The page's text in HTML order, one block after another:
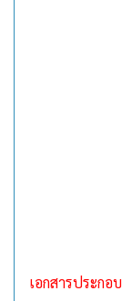
เอกสารประกอบ